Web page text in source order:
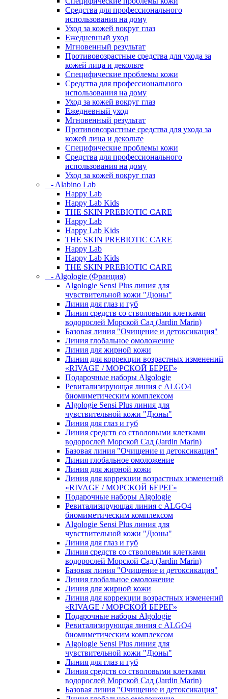
Средства для профессионального
использования на дому
Уход за кожей вокруг глаз
Ежедневный уход
Мгновенный результат
Противовозрастные средства для ухода за
кожей лица и декольте
Специфические проблемы кожи
Средства для профессионального
использования на дому
Уход за кожей вокруг глаз
Ежедневный уход
Мгновенный результат
Противовозрастные средства для ухода за
кожей лица и декольте
Специфические проблемы кожи
Средства для профессионального
использования на дому
Уход за кожей вокруг глаз
- Alabino Lab
Happy Lab
Happy Lab Kids
THE SKIN PREBIOTIC CARE
Happy Lab
Happy Lab Kids
THE SKIN PREBIOTIC CARE
Happy Lab
Happy Lab Kids
THE SKIN PREBIOTIC CARE
- Algologie (Франция)
Algologie Sensi Plus линия для
чувcтвительной кожи "Дюны"
Линия для глаз и губ
Линия средств со стволовыми клетками
водорослей Морской Сад (Jardin Marin)
Базовая линия "Очищение и детоксикация"
Линия глобальное омоложение
Линия для жирной кожи
Линия для коррекции возрастных изменений
«RIVAGE / МОРСКОЙ БЕРЕГ»
Подарочные наборы Algologie
Ревитализирующая линия с ALGO4
биомиметическим комплексом
Algologie Sensi Plus линия для
чувcтвительной кожи "Дюны"
Линия для глаз и губ
Линия средств со стволовыми клетками
водорослей Морской Сад (Jardin Marin)
Базовая линия "Очищение и детоксикация"
Линия глобальное омоложение
Линия для жирной кожи
Линия для коррекции возрастных изменений
«RIVAGE / МОРСКОЙ БЕРЕГ»
Подарочные наборы Algologie
Ревитализирующая линия с ALGO4
биомиметическим комплексом
Algologie Sensi Plus линия для
чувcтвительной кожи "Дюны"
Линия для глаз и губ
Линия средств со стволовыми клетками
водорослей Морской Сад (Jardin Marin)
Базовая линия "Очищение и детоксикация"
Линия глобальное омоложение
Линия для жирной кожи
Линия для коррекции возрастных изменений
«RIVAGE / МОРСКОЙ БЕРЕГ»
Подарочные наборы Algologie
Ревитализирующая линия с ALGO4
биомиметическим комплексом
Algologie Sensi Plus линия для
чувcтвительной кожи "Дюны"
Линия для глаз и губ
Линия средств со стволовыми клетками
водорослей Морской Сад (Jardin Marin)
Базовая линия "Очищение и детоксикация"